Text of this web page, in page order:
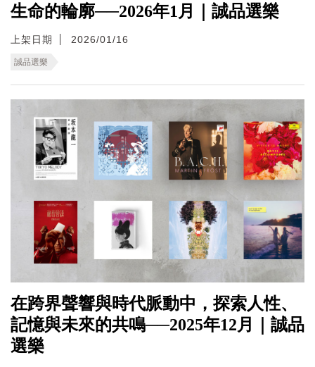
生命的輪廓──2026年1月｜誠品選樂
上架日期 2026/01/16
誠品選樂
在跨界聲響與時代脈動中，探索人性、
記憶與未來的共鳴──2025年12月｜誠品
選樂